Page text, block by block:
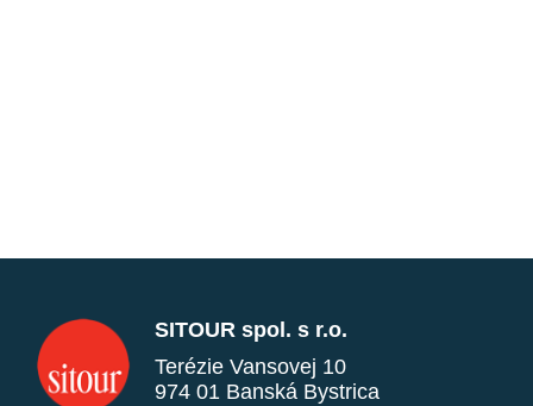
SITOUR spol. s r.o.
Terézie Vansovej 10
974 01 Banská Bystrica